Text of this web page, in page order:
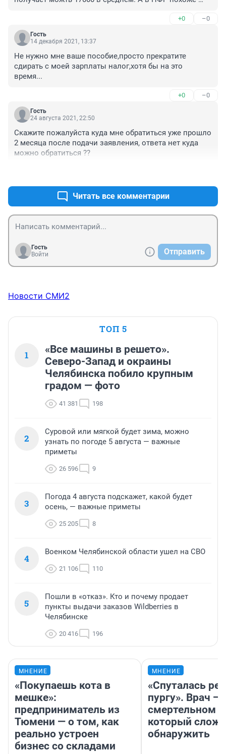
семью! Дурдом! Ну тогда отмените эти алименты и
можете не выплачивать
+0 –0
Гость
14 декабря 2021, 13:37
Не нужно мне ваше пособие,просто прекратите
сдирать с моей зарплаты налог,хотя бы на это
время...
+0 –0
Гость
24 августа 2021, 22:50
Скажите пожалуйста куда мне обратиться уже прошло
2 месяца после подачи заявления, ответа нет куда
можно обратиться ??
Читать все комментарии
Гость
Войти
Отправить
Новости СМИ2
ТОП 5
1
«Все машины в решето».
Северо-Запад и окраины
Челябинска побило крупным
градом — фото
41 381 198
2
Суровой или мягкой будет зима, можно
узнать по погоде 5 августа — важные
приметы
26 596 9
3
Погода 4 августа подскажет, какой будет
осень, — важные приметы
25 205 8
4
Военком Челябинской области ушел на СВО
21 106 110
5
Пошли в «отказ». Кто и почему продает
пункты выдачи заказов Wildberries в
Челябинске
20 416 196
МНЕНИЕ
«Покупаешь кота в
мешке»:
предприниматель из
Тюмени — о том, как
реально устроен
бизнес со складами
МНЕНИЕ
«Спуталась
пургу». Врач —
смертельном
который
обнаружить